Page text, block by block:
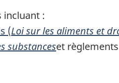
incluant :
(Loi sur les aliments et
substanceset